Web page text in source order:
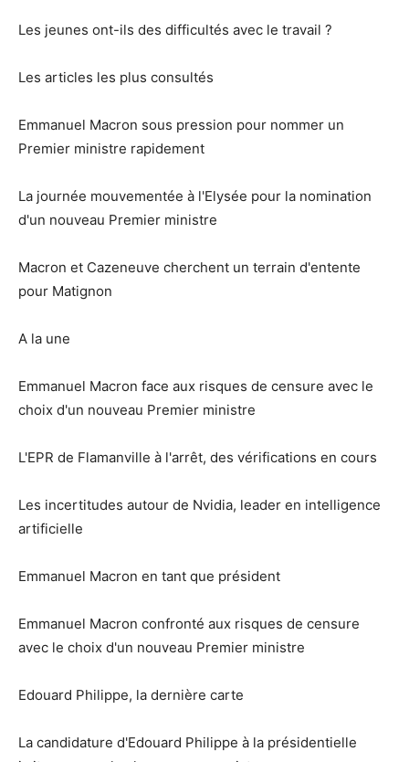
Les jeunes ont-ils des difficultés avec le travail ?
Les articles les plus consultés
Emmanuel Macron sous pression pour nommer un
Premier ministre rapidement
La journée mouvementée à l'Elysée pour la nomination
d'un nouveau Premier ministre
Macron et Cazeneuve cherchent un terrain d'entente
pour Matignon
A la une
Emmanuel Macron face aux risques de censure avec le
choix d'un nouveau Premier ministre
L'EPR de Flamanville à l'arrêt, des vérifications en cours
Les incertitudes autour de Nvidia, leader en intelligence
artificielle
Emmanuel Macron en tant que président
Emmanuel Macron confronté aux risques de censure
avec le choix d'un nouveau Premier ministre
Edouard Philippe, la dernière carte
La candidature d'Edouard Philippe à la présidentielle